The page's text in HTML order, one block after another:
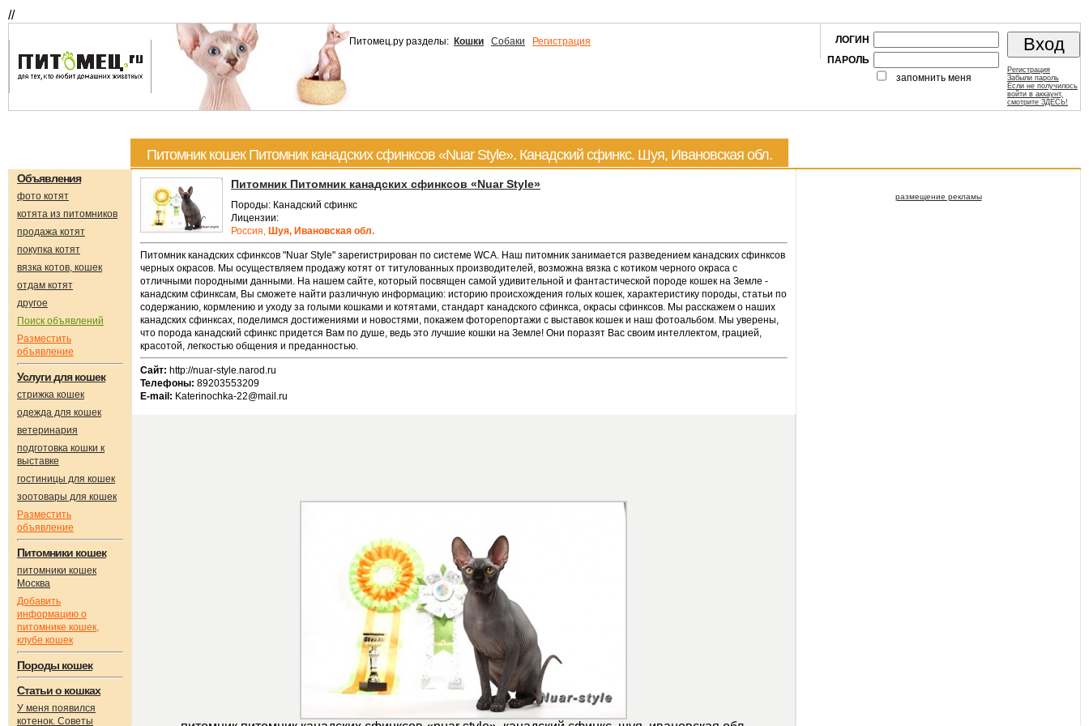
//
Питомец.ру разделы: Кошки Собаки Регистрация
ЛОГИН
ПАРОЛЬ
запомнить меня
Регистрация
Забыли пароль
Если не получилось
войти в аккаунт,
смотрите ЗДЕСЬ!
Питомник кошек Питомник канадских сфинксов «Nuar Style». Канадский сфинкс. Шуя, Ивановская обл.
Объявления
фото котят
котята из питомников
продажа котят
покупка котят
вязка котов, кошек
отдам котят
другое
Поиск объявлений
Разместить
объявление
Услуги для кошек
стрижка кошек
одежда для кошек
ветеринария
подготовка кошки к
выставке
гостиницы для кошек
зоотовары для кошек
Разместить
объявление
Питомники кошек
питомники кошек
Москва
Добавить
информацию о
питомнике кошек,
клубе кошек
Породы кошек
Статьи о кошках
У меня появился
котенок. Советы
Питомник Питомник канадских сфинксов «Nuar Style»
Породы: Канадский сфинкс
Лицензии:
Россия, Шуя, Ивановская обл.
Питомник канадских сфинксов "Nuar Style" зарегистрирован по системе WCA. Наш питомник занимается разведением канадских сфинксов
черных окрасов. Мы осуществляем продажу котят от титулованных производителей, возможна вязка с котиком черного окраса с
отличными породными данными. На нашем сайте, который посвящен самой удивительной и фантастической породе кошек на Земле -
канадским сфинксам, Вы сможете найти различную информацию: историю происхождения голых кошек, характеристику породы, статьи по
содержанию, кормлению и уходу за голыми кошками и котятами, стандарт канадского сфинкса, окрасы сфинксов. Мы расскажем о наших
канадских сфинксах, поделимся достижениями и новостями, покажем фоторепортажи с выставок кошек и наш фотоальбом. Мы уверены,
что порода канадский сфинкс придется Вам по душе, ведь это лучшие кошки на Земле! Они поразят Вас своим интеллектом, грацией,
красотой, легкостью общения и преданностью.
Сайт: http://nuar-style.narod.ru
Телефоны: 89203553209
E-mail: Katerinochka-22@mail.ru
размещение рекламы